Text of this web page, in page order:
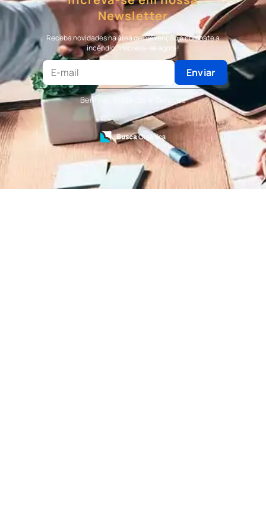
Bombeiro Civil
Terceirização de Bombeiro
Terceirização de Bombeiro Civil
Terceirização de Portaria
Terceirização de Recepção
Terceirização de Recepcionista
Terceirização de Serviços de Recepcionistas
Treinamento de Bombeiro Civil
Treinamento de Bombeiros
Treinamento de Brigada
Treinamento de Brigada de Emergência
Treinamento de Brigada de Incêndio
Treinamento de Brigada de Incêndio Valor
Treinamento de Brigadista de Incêndio
Treinamento de Combate a Incêndio NR 23
Newsletter
Receba novidades na área de prevenção e combate a
incêndio. Inscreva-se agora!
Enviar
Benfire - Proteção e Serviços